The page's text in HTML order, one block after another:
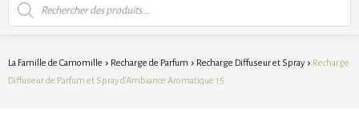
de
produits
La Famille de Camomille Recharge de Parfum Recharge Diffuseur et Spray
Recharge
Diffuseur de Parfum et Spray d’Ambiance Aromatique 15